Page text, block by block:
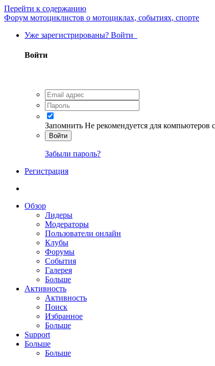
Перейти к содержанию
Форум мотоциклистов о мотоциклах, событиях, спорте
Уже зарегистрированы? Войти
Войти
Запомнить Не рекомендуется для компьютеров
Войти
Забыли пароль?
Регистрация
Обзор
Лидеры
Модераторы
Пользователи онлайн
Клубы
Форумы
События
Галерея
Больше
Активность
Активность
Поиск
Избранное
Больше
Support
Больше
Больше